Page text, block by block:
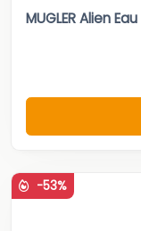
MUGLER Alien
-53%